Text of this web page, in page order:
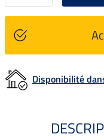
Disponibilité